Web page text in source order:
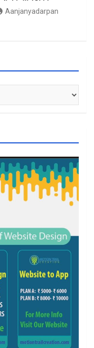
Aanjanyadarpan